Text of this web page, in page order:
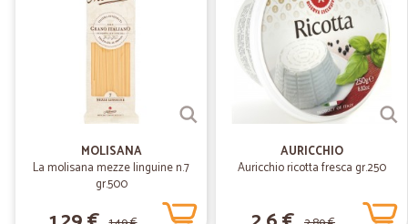
MOLISANA
La molisana mezze linguine n.7
gr.500
AURICCHIO
Auricchio ricotta fresca gr.250